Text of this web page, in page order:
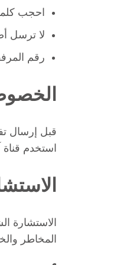
احجب
لا ترسل
رقم
قبل إرسال
استخدم
الاستشارة
المخاطر